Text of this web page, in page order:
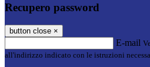
Recupero password
button close ×
E-mail
all'indirizzo indicato con le istruzioni